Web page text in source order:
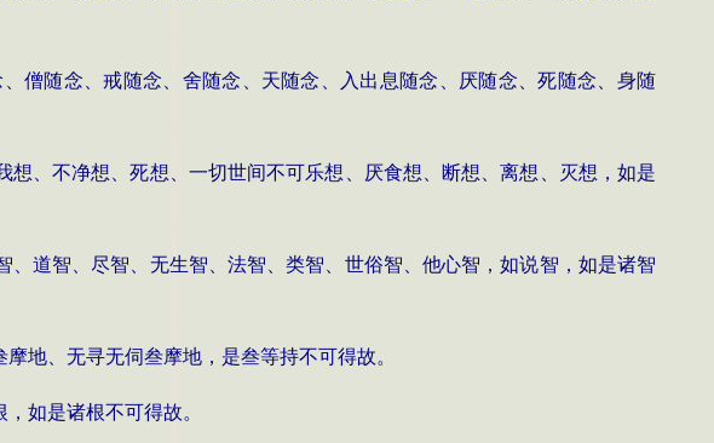
僧随念、戒随念、舍随念、天随念、入出息随念、厌随念、死随念、身随
、不净想、死想、一切世间不可乐想、厌食想、断想、离想、灭想，如是
道智、尽智、无生智、法智、类智、世俗智、他心智，如说智，如是诸智
地、无寻无伺叁摩地，是叁等持不可得故。
如是诸根不可得故。